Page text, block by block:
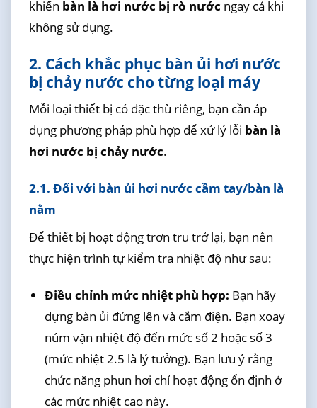
khiến bàn là hơi nước bị rò nước ngay cả khi
không sử dụng.
2. Cách khắc phục bàn ủi hơi nước
bị chảy nước cho từng loại máy
Mỗi loại thiết bị có đặc thù riêng, bạn cần áp
dụng phương pháp phù hợp để xử lý lỗi bàn là
hơi nước bị chảy nước.
2.1. Đối với bàn ủi hơi nước cầm tay/bàn là
nằm
Để thiết bị hoạt động trơn tru trở lại, bạn nên
thực hiện trình tự kiểm tra nhiệt độ như sau:
Điều chỉnh mức nhiệt phù hợp: Bạn hãy
dựng bàn ủi đứng lên và cắm điện. Bạn xoay
núm vặn nhiệt độ đến mức số 2 hoặc số 3
(mức nhiệt 2.5 là lý tưởng). Bạn lưu ý rằng
chức năng phun hơi chỉ hoạt động ổn định ở
các mức nhiệt cao này.